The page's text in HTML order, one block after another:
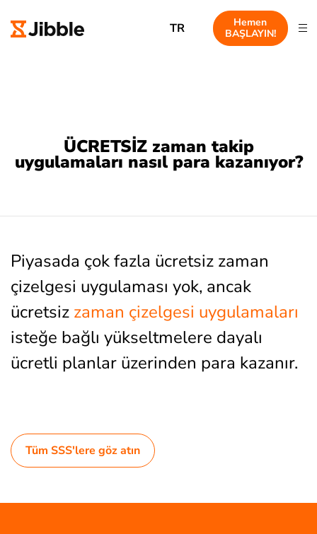
TR
Hemen
BAŞLAYIN!
ÜCRETSİZ zaman takip
uygulamaları nasıl para kazanıyor?
Piyasada çok fazla ücretsiz zaman
çizelgesi uygulaması yok, ancak
ücretsiz zaman çizelgesi uygulamaları
isteğe bağlı yükseltmelere dayalı
ücretli planlar üzerinden para kazanır.
Tüm SSS'lere göz atın